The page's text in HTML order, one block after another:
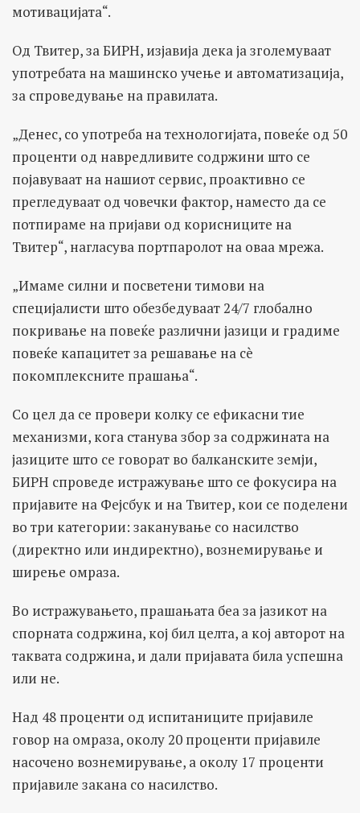
мотивацијата“.
Од Твитер, за БИРН, изјавија дека ја зголемуваат
употребата на машинско учење и автоматизација,
за спроведување на правилата.
„Денес, со употреба на технологијата, повеќе од 50
проценти од навредливите содржини што се
појавуваат на нашиот сервис, проактивно се
прегледуваат од човечки фактор, наместо да се
потпираме на пријави од корисниците на
Твитер“, нагласува портпаролот на оваа мрежа.
„Имаме силни и посветени тимови на
специјалисти што обезбедуваат 24/7 глобално
покривање на повеќе различни јазици и градиме
повеќе капацитет за решавање на сè
покомплексните прашања“.
Со цел да се провери колку се ефикасни тие
механизми, кога станува збор за содржината на
јазиците што се говорат во балканските земји,
БИРН спроведе истражување што се фокусира на
пријавите на Фејсбук и на Твитер, кои се поделени
во три категории: заканување со насилство
(директно или индиректно), вознемирување и
ширење омраза.
Во истражувањето, прашањата беа за јазикот на
спорната содржина, кој бил целта, а кој авторот на
таквата содржина, и дали пријавата била успешна
или не.
Над 48 проценти од испитаниците пријавиле
говор на омраза, околу 20 проценти пријавиле
насочено вознемирување, а околу 17 проценти
пријавиле закана со насилство.